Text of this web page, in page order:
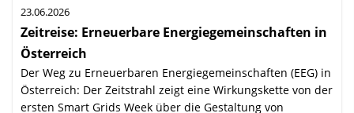
23.06.2026
Zeitreise: Erneuerbare Energie­gemein­schaften in
Österreich
Der Weg zu Erneuerbaren Energie­gemein­schaften (EEG) in
Österreich: Der Zeitstrahl zeigt eine Wirkungskette von der
ersten Smart Grids Week über die Gestaltung von